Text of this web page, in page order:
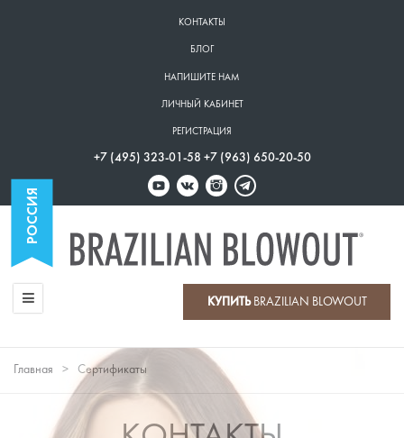
Верхнее
меню
КОНТАКТЫ
БЛОГ
НАПИШИТЕ НАМ
ЛИЧНЫЙ КАБИНЕТ
РЕГИСТРАЦИЯ
+7 (495) 323-01-58 +7 (963) 650-20-50
Главное
меню
КУПИТЬBRAZILIAN BLOWOUT
Строка
навигации
Главная Сертификаты